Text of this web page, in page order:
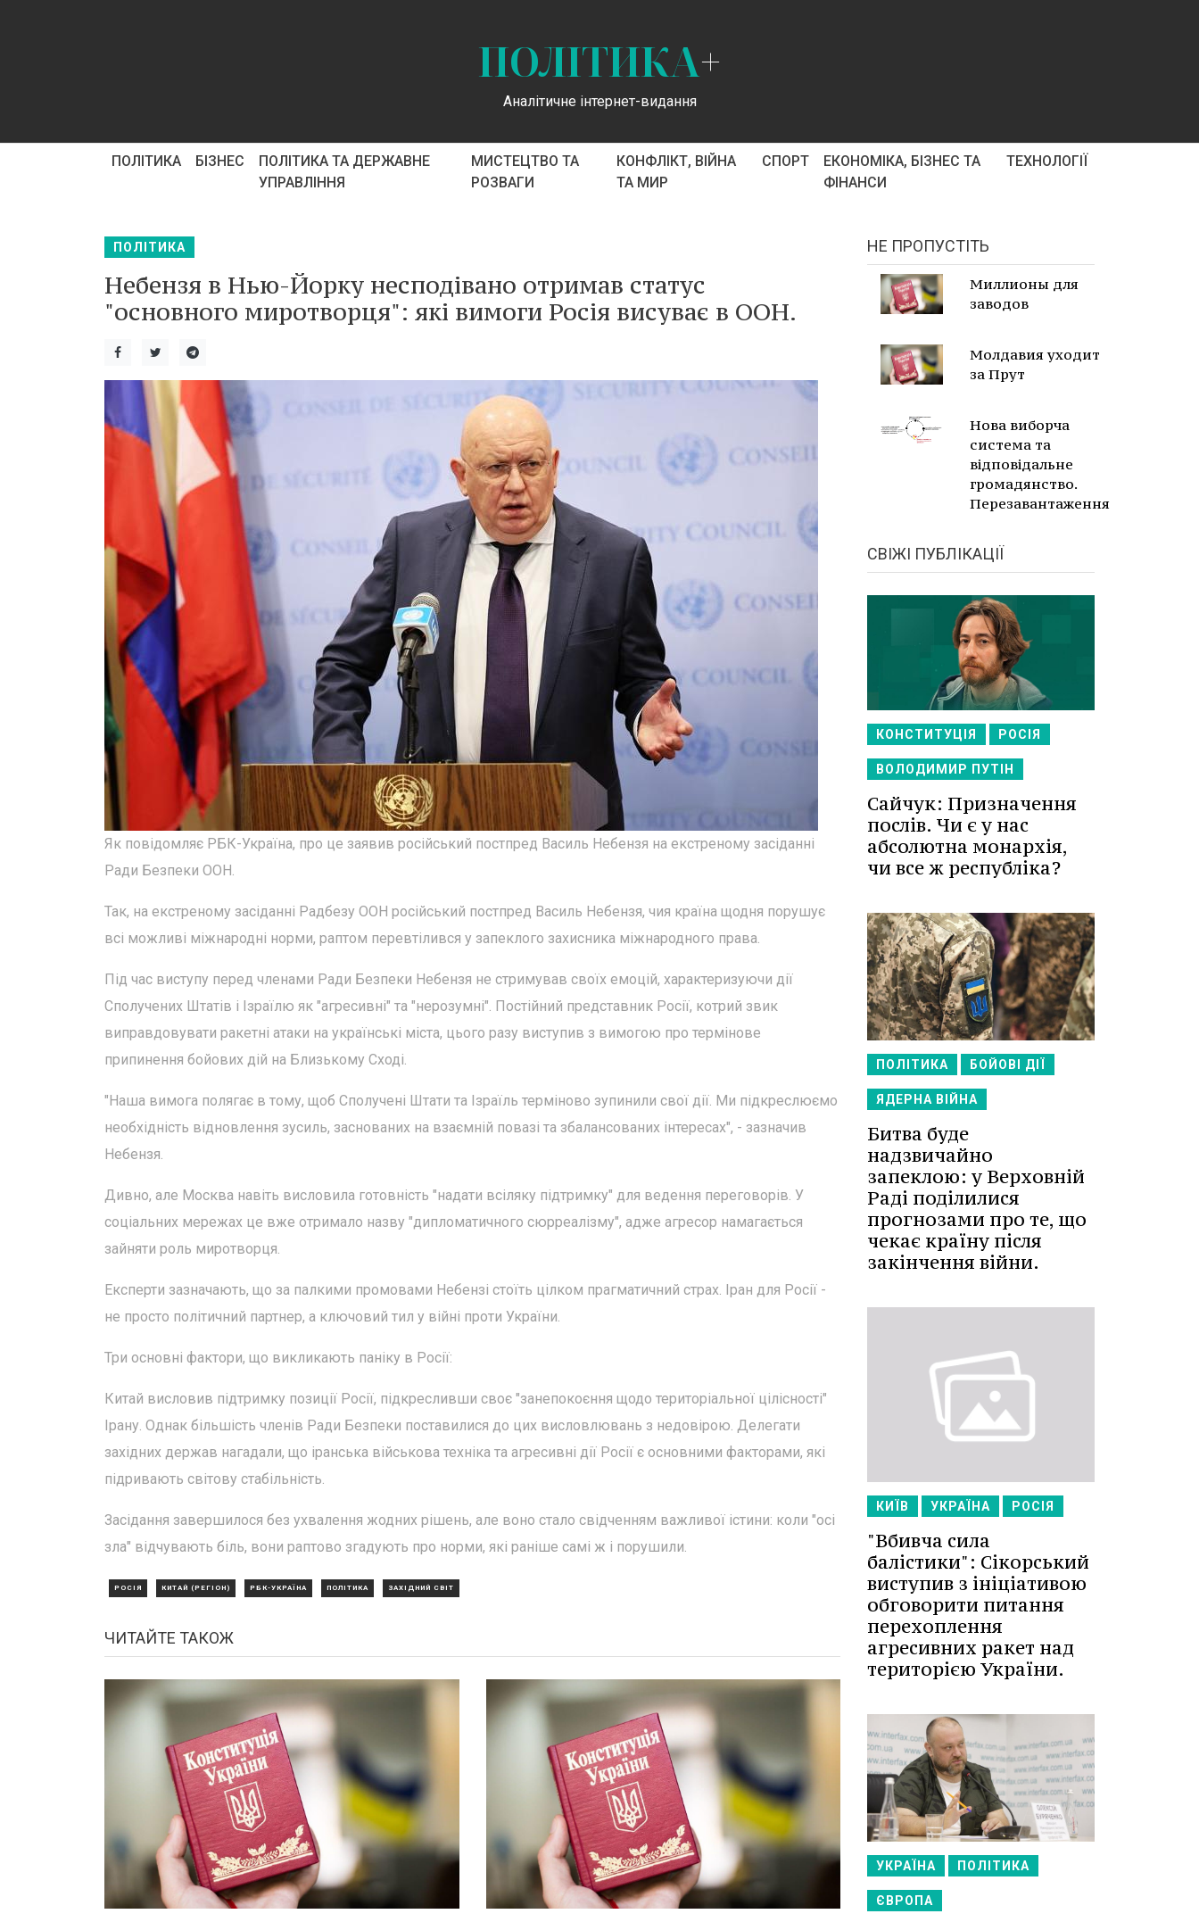
ПОЛІТИКА+
Аналітичне інтернет-видання
ПОЛІТИКА БІЗНЕС
ПОЛІТИКА ТА ДЕРЖАВНЕ
УПРАВЛІННЯ
МИСТЕЦТВО ТА
РОЗВАГИ
КОНФЛІКТ, ВІЙНА
ТА МИР
СПОРТ
ЕКОНОМІКА, БІЗНЕС ТА
ФІНАНСИ
ТЕХНОЛОГІЇ
ПОЛІТИКА
Небензя в Нью-Йорку несподівано отримав статус
"основного миротворця": які вимоги Росія висуває в ООН.
Як повідомляє РБК-Україна, про це заявив російський постпред Василь Небензя на екстреному засіданні
Ради Безпеки ООН.
Так, на екстреному засіданні Радбезу ООН російський постпред Василь Небензя, чия країна щодня порушує
всі можливі міжнародні норми, раптом перевтілився у запеклого захисника міжнародного права.
Під час виступу перед членами Ради Безпеки Небензя не стримував своїх емоцій, характеризуючи дії
Сполучених Штатів і Ізраїлю як "агресивні" та "нерозумні". Постійний представник Росії, котрий звик
виправдовувати ракетні атаки на українські міста, цього разу виступив з вимогою про термінове
припинення бойових дій на Близькому Сході.
"Наша вимога полягає в тому, щоб Сполучені Штати та Ізраїль терміново зупинили свої дії. Ми підкреслюємо
необхідність відновлення зусиль, заснованих на взаємній повазі та збалансованих інтересах", - зазначив
Небензя.
Дивно, але Москва навіть висловила готовність "надати всіляку підтримку" для ведення переговорів. У
соціальних мережах це вже отримало назву "дипломатичного сюрреалізму", адже агресор намагається
зайняти роль миротворця.
Експерти зазначають, що за палкими промовами Небензі стоїть цілком прагматичний страх. Іран для Росії -
не просто політичний партнер, а ключовий тил у війні проти України.
Три основні фактори, що викликають паніку в Росії:
Китай висловив підтримку позиції Росії, підкресливши своє "занепокоєння щодо територіальної цілісності"
Ірану. Однак більшість членів Ради Безпеки поставилися до цих висловлювань з недовірою. Делегати
західних держав нагадали, що іранська військова техніка та агресивні дії Росії є основними факторами, які
підривають світову стабільність.
Засідання завершилося без ухвалення жодних рішень, але воно стало свідченням важливої істини: коли "осі
зла" відчувають біль, вони раптово згадують про норми, які раніше самі ж і порушили.
РОСІЯ КИТАЙ (РЕГІОН) РБК-УКРАЇНА ПОЛІТИКА ЗАХІДНИЙ СВІТ
ЧИТАЙТЕ ТАКОЖ
НЕ ПРОПУСТІТЬ
Миллионы для
заводов
Молдавия уходит
за Прут
Нова виборча
система та
відповідальне
громадянство.
Перезавантаження
СВІЖІ ПУБЛІКАЦІЇ
КОНСТИТУЦІЯ РОСІЯ
ВОЛОДИМИР ПУТІН
Сайчук: Призначення
послів. Чи є у нас
абсолютна монархія,
чи все ж республіка?
ПОЛІТИКА БОЙОВІ ДІЇ
ЯДЕРНА ВІЙНА
Битва буде
надзвичайно
запеклою: у Верховній
Раді поділилися
прогнозами про те, що
чекає країну після
закінчення війни.
КИЇВ УКРАЇНА РОСІЯ
"Вбивча сила
балістики": Сікорський
виступив з ініціативою
обговорити питання
перехоплення
агресивних ракет над
територією України.
УКРАЇНА ПОЛІТИКА
ЄВРОПА